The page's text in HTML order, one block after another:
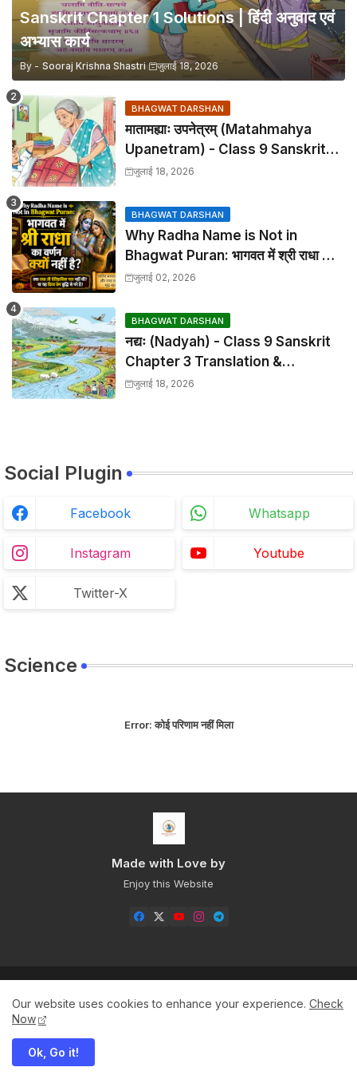
Sanskrit Chapter 1 Solutions | हिंदी अनुवाद एवं
अभ्यास कार्य
By - Sooraj Krishna Shastri जुलाई 18, 2026
BHAGWAT DARSHAN
मातामह्याः उपनेत्रम् (Matahmahya
Upanetram) - Class 9 Sanskrit
Chapter 2 Translation &
जुलाई 18, 2026
BHAGWAT DARSHAN
Why Radha Name is Not in
Bhagwat Puran: भागवत में श्री राधा का
वर्णन क्यों नहीं है?
जुलाई 02, 2026
BHAGWAT DARSHAN
नद्यः (Nadyah) - Class 9 Sanskrit
Chapter 3 Translation &
Solutions
जुलाई 18, 2026
Social Plugin
Facebook Whatsapp
Instagram Youtube
Twitter-X
Science
Error:कोई परिणाम नहीं मिला
Made with Love by
Enjoy this Website
Our website uses cookies to enhance your experience. Check
Now
Ok, Go it!